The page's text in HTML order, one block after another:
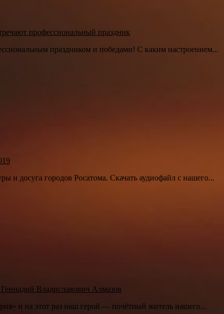
профессиональный праздник
праздником и победами! С каким настроением...
и досуга городов Росатома. Скачать аудиофайл с нашего...
Владиславович Алмазов
и на этот раз наш герой — почётный житель нашего...